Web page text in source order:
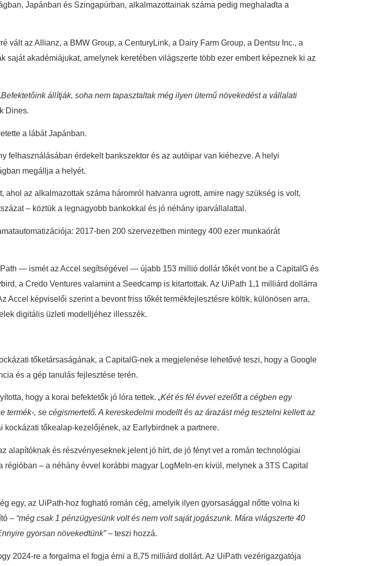
Japánban és Szingapúrban, alkalmazottainak száma pedig meghaladta a
vált az Allianz, a BMW Group, a CenturyLink, a Dairy Farm Group, a Dentsu Inc., a
akadémiájukat, amelynek keretében világszerte több ezer embert képeznek ki az
állítják, soha nem tapasztaltak még ilyen ütemű növekedést a vállalati
Dines.
a lábát Japánban.
érdekelt bankszektor és az autóipar van kiéhezve. A helyi
megállja a helyét.
az alkalmazottak száma háromról hatvanra ugrott, amire nagy szükség is volt,
– köztük a legnagyobb bankokkal és jó néhány iparvállalattal.
2017-ben 200 szervezetben mintegy 400 ezer munkaórát
— ismét az Accel segítségével — újabb 153 millió dollár tőkét vont be a CapitalG és
a Credo Ventures valamint a Seedcamp is kitartottak. Az UiPath 1,1 milliárd dollárra
képviselői szerint a bevont friss tőkét termékfejlesztésre költik, különösen arra,
digitális üzleti modelljéhez illesszék.
tőketársaságának, a CapitalG-nek a megjelenése lehetővé teszi, hogy a Google
és a gép tanulás fejlesztése terén.
hogy a korai befektetők jó lóra tettek. „Két és fél évvel ezelőtt a cégben egy
, se cégismertető. A kereskedelmi modellt és az árazást még tesztelni kellett az
tőkealap-kezelőjének, az Earlybirdnek a partnere.
alapítóknak és részvényeseknek jelent jó hírt, de jó fényt vet a román technológiai
– a néhány évvel korábbi magyar LogMeIn-en kívül, melynek a 3TS Capital
egy, az UiPath-hoz fogható román cég, amelyik ilyen gyorsasággal nőtte volna ki
– “még csak 1 pénzügyesünk volt és nem volt saját jogászunk. Mára világszerte 40
gyorsan növekedtünk”– teszi hozzá.
2024-re a forgalma el fogja érni a 8,75 milliárd dollárt. Az UiPath vezérigazgatója